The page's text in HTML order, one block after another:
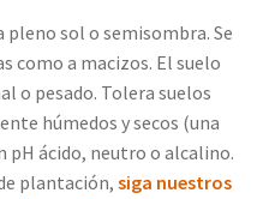
pleno sol o semisombra. Se
como a macizos. El suelo
o pesado. Tolera suelos
húmedos y secos (una
pH ácido, neutro o alcalino.
plantación, siga nuestros